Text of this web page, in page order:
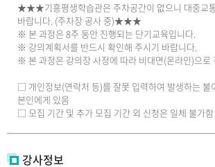
★★★기흥평생학습관은 주차공간이 없으니 대중교
바랍니다. (주차장 공사 중)★★★
※ 본 과정은 8주 동안 진행되는 단기교육입니다.
※ 강의계획서를 반드시 확인해 주시기 바랍니다.
※ 본 과정은 강의장 사정에 따라 비대면(온라인)으로
□ 개인정보(연락처 등)를 잘못 입력하여 발생하는 불
본인에게 있음
□ 모집 기간 및 추가 모집 기간 외 신청은 일체 불가함
강사정보